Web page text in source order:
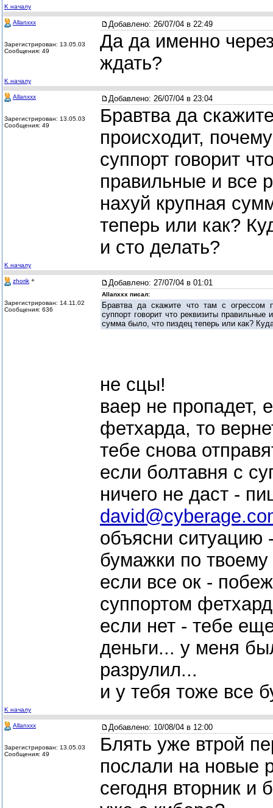
K началу
Allanxxx
Зарегистрирован: 13.05.03
Сообщения: 49
Добавлено: 26/07/04 в 22:49
Да да именно
ждать?
K началу
Allanxxx
Зарегистрирован: 13.05.03
Сообщения: 49
Добавлено: 26/07/04 в 23:04
Бравтва да
происходит,
суппорт говорит
правильные и все
нахуй крупная
теперь или как?
и сто делать?
K началу
zhorik +
Зарегистрирован: 14.11.02
Сообщения: 636
Добавлено: 27/07/04 в 01:01
Allanxxx писал:
Бравтва да скажите что там с огрессом
суппорт говорит что реквизиты
сумма было, что пиздец теперь или как?
не сцы!
ваер не пропадет,
фетхарда, то
тебе снова
если болтавня с
ничего не даст -
объясни ситуацию
бумажки по твоему
если все ок -
суппортом
если нет - тебе
деньги... у меня
разрулил...
и у тебя тоже все
K началу
Allanxxx
Зарегистрирован: 13.05.03
Сообщения: 49
Добавлено: 10/08/04 в 12:00
Блять уже втрой
послали на новые
сегодня вторник и